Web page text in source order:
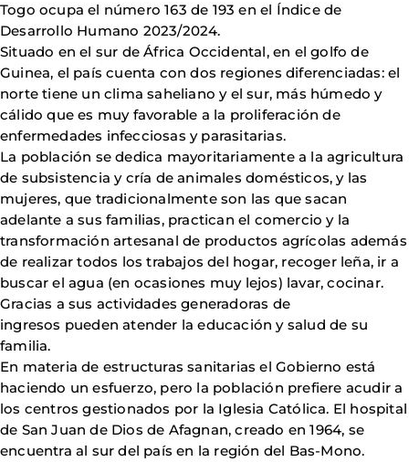
Togo ocupa el número 163 de 193 en el Índice de
Desarrollo Humano 2023/2024.
Situado en el sur de África Occidental, en el golfo de
Guinea, el país cuenta con dos regiones diferenciadas: el
norte tiene un clima saheliano y el sur, más húmedo y
cálido que es muy favorable a la proliferación de
enfermedades infecciosas y parasitarias.
La población se dedica mayoritariamente a la agricultura
de subsistencia y cría de animales domésticos, y las
mujeres, que tradicionalmente son las que sacan
adelante a sus familias, practican el comercio y la
transformación artesanal de productos agrícolas además
de realizar todos los trabajos del hogar, recoger leña, ir a
buscar el agua (en ocasiones muy lejos) lavar, cocinar.
Gracias a sus actividades generadoras de
ingresos pueden atender la educación y salud de su
familia.
En materia de estructuras sanitarias el Gobierno está
haciendo un esfuerzo, pero la población prefiere acudir a
los centros gestionados por la Iglesia Católica. El hospital
de San Juan de Dios de Afagnan, creado en 1964, se
encuentra al sur del país en la región del Bas-Mono.